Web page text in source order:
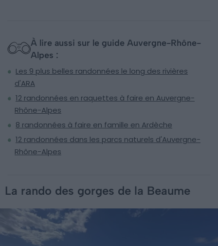
À lire aussi sur le guide Auvergne-Rhône-
Alpes :
Les 9 plus belles randonnées le long des rivières
d'ARA
12 randonnées en raquettes à faire en Auvergne-
Rhône-Alpes
8 randonnées à faire en famille en Ardèche
12 randonnées dans les parcs naturels d'Auvergne-
Rhône-Alpes
La rando des gorges de la Beaume